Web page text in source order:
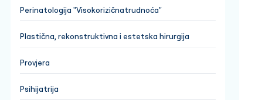
Perinatologija "Visokorizičnatrudnoća"
Plastična, rekonstruktivna i estetska hirurgija
Provjera
Psihijatrija